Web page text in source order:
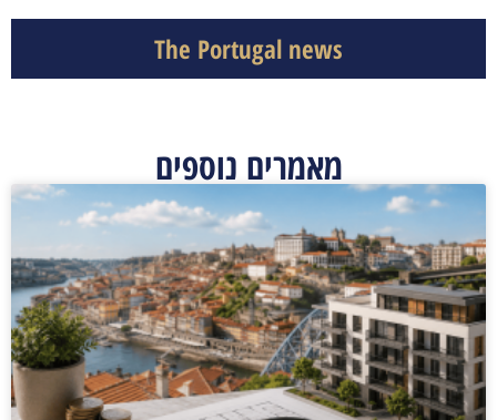
The Portugal news
מאמרים נוספים